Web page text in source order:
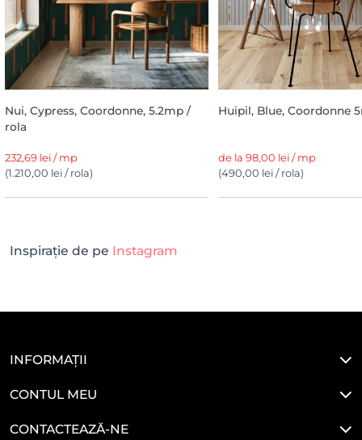
Nui, Cypress, Coordonne, 5.2mp /
rola
232,69 lei / mp
(1.210,00 lei / rola)
Huipil, Blue, Coordonne
de la 98,00 lei / mp
(490,00 lei / rola)
Inspirație de pe Instagram
INFORMAȚII
CONTUL MEU
CONTACTEAZĂ-NE